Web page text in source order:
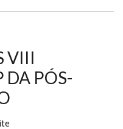
VIII
DA PÓS-